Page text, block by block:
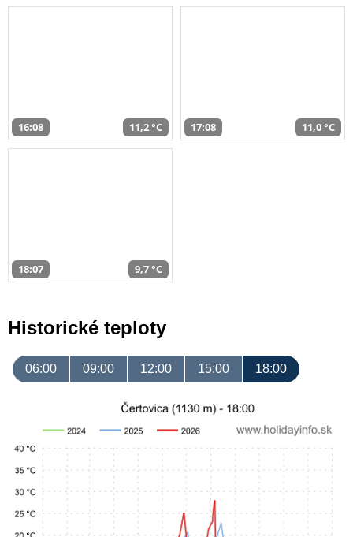
16:08 11,2 °C 17:08 11,0 °C
18:07 9,7 °C
Historické teploty
06:00 09:00 12:00 15:00 18:00